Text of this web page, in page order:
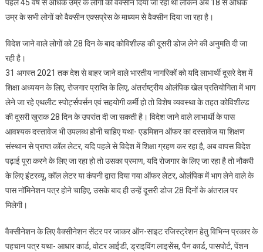
पहले 45 वर्ष से अधिक उम्र के लोगों को वैक्सीन दिया जा रहा था लेकिन अब 18 से अधिक
उम्र के सभी लोगों को वैक्सीन एक्सप्रेस के माध्यम से वैक्सीन दिया जा रहा है।
विदेश जाने वाले लोगों को 28 दिन के बाद कोविशील्ड की दूसरी डोज लेने की अनुमति दी जा
रही है।
31 अगस्त 2021 तक देश से बाहर जाने वाले भारतीय नागरिकों को यदि लाभार्थी दूसरे देश में
शिक्षा अध्ययन के लिए, रोजगार प्राप्ति के लिए, अंतर्राष्ट्रीय ओलंपिक खेल प्रतियोगिता में भाग
लेने जा रहे एथलीट स्पोर्ट्सपर्सन एवं सहयोगी कर्मी हो तो विशेष व्यवस्था के तहत कोविशील्ड
की दूसरी खुराक 28 दिन के उपरांत दी जा सकती है। विदेश जाने वाले लाभार्थी के पास
आवश्यक दस्तावेज भी उपलब्ध होनी चाहिए यथा- एडमिशन ऑफर का दस्तावेज या शिक्षण
संस्थान से प्राप्त कॉल लेटर, यदि पहले से विदेश में शिक्षा ग्रहण कर रहा है, अब वापस विदेश
पढ़ाई पूरा करने के लिए जा रहा हो तो उसका प्रमाण, यदि रोजगार के लिए जा रहा है तो नौकरी
के लिए इंटरव्यू, कॉल लेटर या कंपनी द्वारा दिया गया ऑफर लेटर, ओलंपिक में भाग लेने वाले के
पास नॉमिनेशन पत्र होने चाहिए, उसके बाद ही उन्हें दूसरी डोज 28 दिनों के अंतराल पर
मिलेगी।
वैक्सीनेशन के लिए वैक्सीनेशन सेंटर पर जाकर ऑन-साइट रजिस्ट्रेशन हेतु विभिन्न प्रकार के
पहचान पत्र यथा- आधार कार्ड, वोटर आईडी, ड्राइविंग लाइसेंस, पैन कार्ड, पासपोर्ट, पेंशन